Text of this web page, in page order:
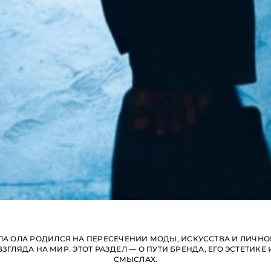
ОЛА РОДИЛСЯ НА ПЕРЕСЕЧЕНИИ МОДЫ, ИСКУССТВА И
НА МИР. ЭТОТ РАЗДЕЛ — О ПУТИ БРЕНДА, ЕГО ЭСТЕТИКЕ
СМЫСЛАХ.